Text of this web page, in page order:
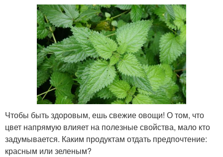
Чтобы быть здоровым, ешь свежие овощи! О том, что
цвет напрямую влияет на полезные свойства, мало кто
задумывается. Каким продуктам отдать предпочтение:
красным или зеленым?